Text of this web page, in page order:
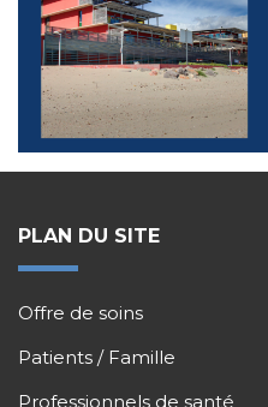
PLAN DU SITE
Offre de soins
Patients / Famille
Professionnels de santé